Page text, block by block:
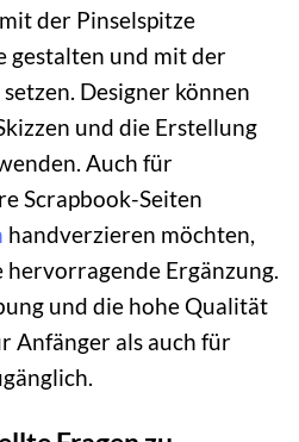
der Pinselspitze
gestalten und mit der
Designer können
und die Erstellung
Auch für
Scrapbook-Seiten
handverzieren möchten,
Ergänzung.
und die hohe Qualität
Anfänger als auch für